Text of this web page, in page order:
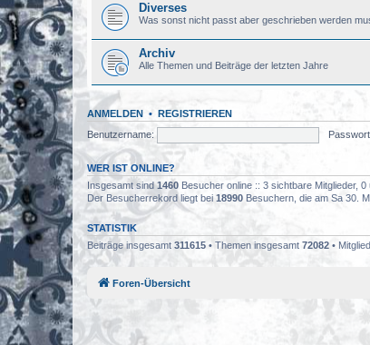
Diverses
Was sonst nicht passt aber geschrieben werden
Archiv
Alle Themen und Beiträge der letzten Jahre
ANMELDEN • REGISTRIEREN
Benutzername:
WER IST ONLINE?
Insgesamt sind1460 Besucher online :: 3 sichtbare Mitglieder,
Der Besucherrekord liegt bei 18990 Besuchern, die am Sa 30.
STATISTIK
Beiträge insgesamt 311615 • Themen insgesamt 72082 •
Foren-Übersicht